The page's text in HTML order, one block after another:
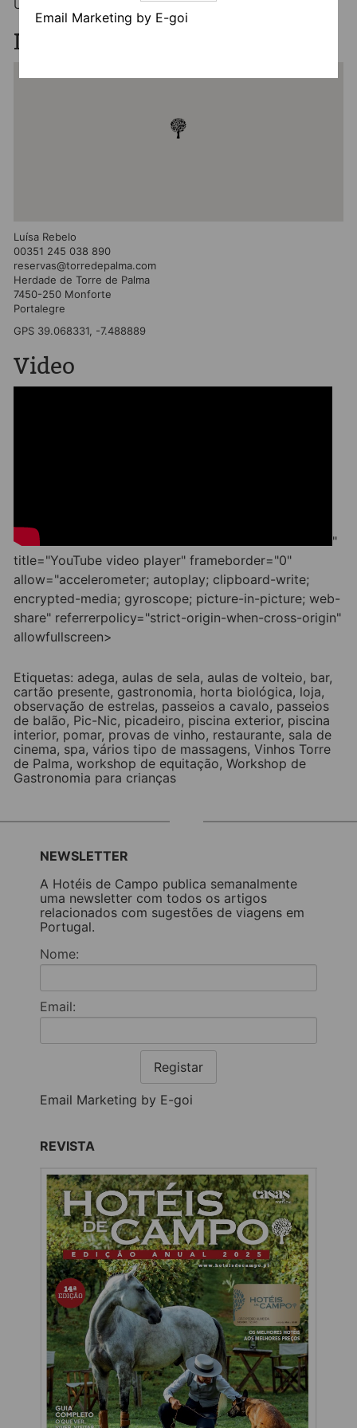
Email Marketing by E-goi
UNESCO.
Localização
Luísa Rebelo
00351 245 038 890
reservas@torredepalma.com
Herdade de Torre de Palma
7450-250 Monforte
Portalegre
GPS 39.068331, -7.488889
Video
"
title="YouTube video player" frameborder="0"
allow="accelerometer; autoplay; clipboard-write;
encrypted-media; gyroscope; picture-in-picture; web-
share" referrerpolicy="strict-origin-when-cross-origin"
allowfullscreen>
Etiquetas: adega, aulas de sela, aulas de volteio, bar,
cartão presente, gastronomia, horta biológica, loja,
observação de estrelas, passeios a cavalo, passeios
de balão, Pic-Nic, picadeiro, piscina exterior, piscina
interior, pomar, provas de vinho, restaurante, sala de
cinema, spa,vários tipo de massagens,Vinhos Torre
de Palma,workshop de equitação,Workshop de
Gastronomia para crianças
NEWSLETTER
A Hotéis de Campo publica semanalmente
uma newsletter com todos os artigos
relacionados com sugestões de viagens em
Portugal.
Nome:
Email:
Registar
Email Marketing by E-goi
REVISTA